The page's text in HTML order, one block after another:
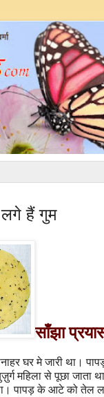
लगे हैं गुम
साँझा
घर मे जारी था।
महिला से पूछा जाता
था। पापड़ के आटे को तेल